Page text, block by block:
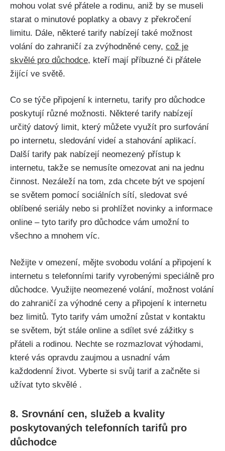
mohou volat své přátele a rodinu, aniž by se museli
starat o minutové poplatky a obavy z překročení
limitu. Dále, některé tarify nabízejí také možnost
volání do zahraničí za zvýhodněné ceny, což je
skvělé pro důchodce, kteří mají příbuzné či přátele
žijící ve světě.
Co se týče připojení k internetu, tarify pro důchodce
poskytují různé možnosti. Některé tarify nabízejí
určitý datový limit, který můžete využít pro surfování
po internetu, sledování videí a stahování aplikací.
Další tarify pak nabízejí neomezený přístup k
internetu, takže se nemusíte omezovat ani na jednu
činnost. Nezáleží na tom, zda chcete být ve spojení
se světem pomocí sociálních sítí, sledovat své
oblíbené seriály nebo si prohlížet novinky a informace
online – tyto tarify pro důchodce vám umožní to
všechno a mnohem víc.
Nežijte v omezení, mějte svobodu volání a připojení k
internetu s telefonními tarify vyrobenými speciálně pro
důchodce. Využijte neomezené volání, možnost volání
do zahraničí za výhodné ceny a připojení k internetu
bez limitů. Tyto tarify vám umožní zůstat v kontaktu
se světem, být stále online a sdílet své zážitky s
přáteli a rodinou. Nechte se rozmazlovat výhodami,
které vás opravdu zaujmou a usnadní vám
každodenní život. Vyberte si svůj tarif a začněte si
užívat tyto skvělé .
8. Srovnání cen, služeb a kvality
poskytovaných telefonních tarifů pro
důchodce